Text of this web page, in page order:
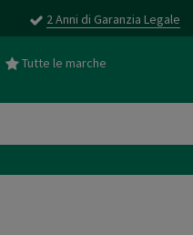
2 Anni di Garanzia Legale
Tutte le marche